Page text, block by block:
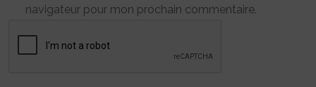
navigateur pour mon prochain commentaire.